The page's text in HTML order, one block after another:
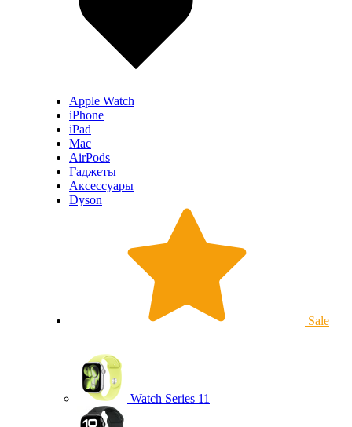
Apple Watch
iPhone
iPad
Mac
AirPods
Гаджеты
Аксессуары
Dyson
Sale
Watch Series 11